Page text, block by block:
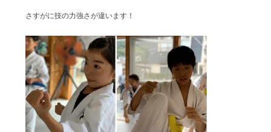
さすがに技の力強さが違います！